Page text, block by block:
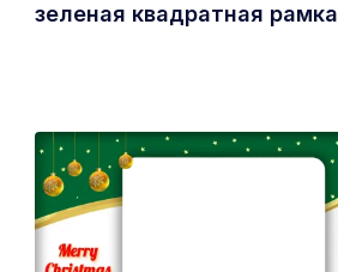
зеленая квадратная рамка